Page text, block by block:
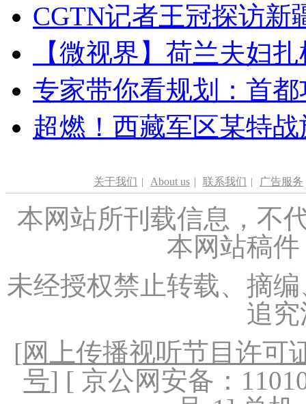
CGTN记者王冠探访新
【微视界】荷兰夫妇
专家带你看规划：首
超燃！西藏军区某特
关于我们 | About us | 联系我们 | 广告服务
本网站所刊载信息，不
本网站稿
未经授权禁止转载、摘
追
[网上传播视听节目许可
号] [ 京公网安备：